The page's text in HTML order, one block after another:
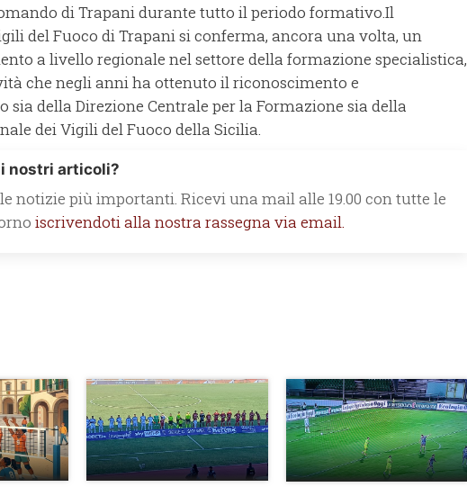
di Trapani durante tutto il periodo formativo.Il
del Fuoco di Trapani si conferma, ancora una volta, un
a livello regionale nel settore della formazione specialistica,
che negli anni ha ottenuto il riconoscimento e
sia della Direzione Centrale per la Formazione sia della
dei Vigili del Fuoco della Sicilia.
nostri articoli?
notizie più importanti. Ricevi una mail alle 19.00 con tutte le
iscrivendoti alla nostra rassegna via email.